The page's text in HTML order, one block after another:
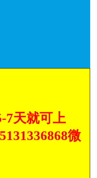
7天就可上
微